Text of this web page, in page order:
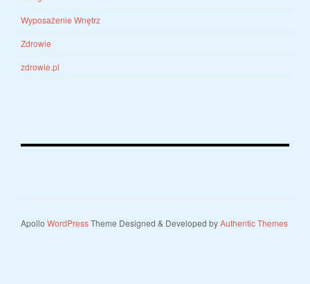
Wyposażenie Wnętrz
Zdrowie
zdrowie.pl
Apollo WordPressTheme Designed & Developed byAuthentic Themes